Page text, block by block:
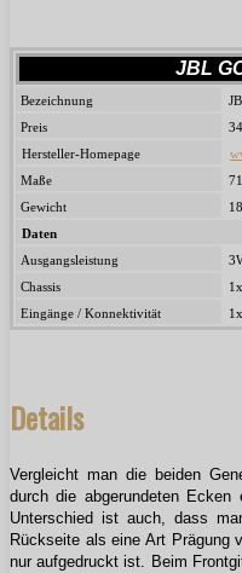
JBL
Bezeichnung
Preis
Hersteller-Homepage
Maße
Gewicht
Daten
Ausgangsleistung
Chassis
Eingänge / Konnektivität
Details
Vergleicht man die beiden
durch die abgerundeten Ecken
Unterschied ist auch, dass
Rückseite als eine Art Prägung
nur aufgedruckt ist. Beim